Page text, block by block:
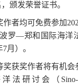
颁发荣誉证书。
者均可免费参加
罗—郑和国际海洋
月）。
获奖作者将有机会
研讨会（Sino-